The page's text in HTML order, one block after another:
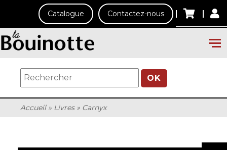
Catalogue Contactez-nous
OK
Accueil» Livres» Carnyx